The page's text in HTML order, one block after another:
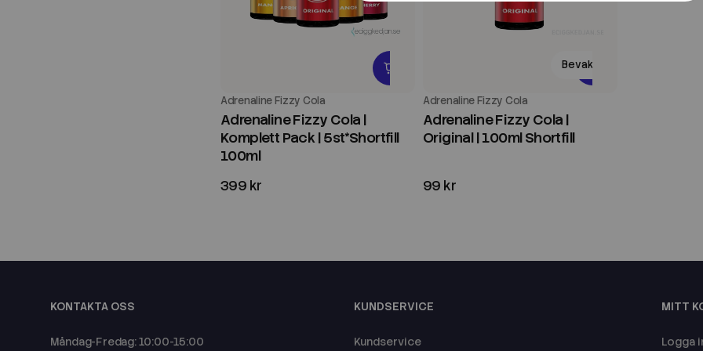
Adrenaline Fizzy Cola
Adrenaline Fizzy Cola |
Komplett Pack | 5st*Shortfill
100ml
399 kr
Bevaka
Adrenaline Fizzy Cola
Adrenaline Fizzy Cola |
Original | 100ml Shortfill
99 kr
KONTAKTA OSS
Måndag-Fredag: 10:00-15:00
KUNDSERVICE
Kundservice
MITT
Logga